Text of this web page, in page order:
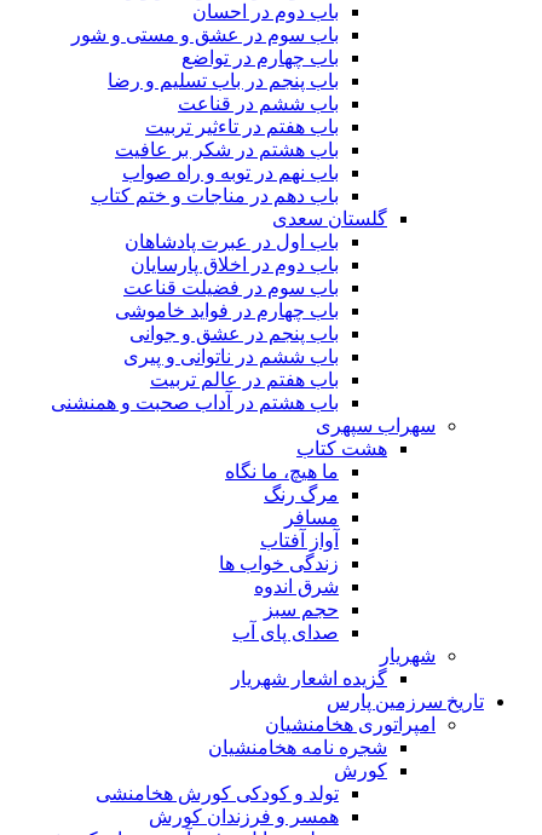
باب دوم در احسان
باب سوم در عشق و مستی و شور
باب چهارم در تواضع
باب پنجم در باب تسلیم و رضا
باب ششم در قناعت
باب هفتم در تاءثیر تربیت
باب هشتم در شکر بر عافیت
باب نهم در توبه و راه صواب
باب دهم در مناجات و ختم کتاب
گلستان سعدی
باب اول در عبرت پادشاهان
باب دوم در اخلاق پارسایان
باب سوم در فضیلت قناعت
باب چهارم در فواید خاموشى
باب پنجم در عشق و جوانى
باب ششم در ناتوانى و پیرى
باب هفتم در عالم تربیت
باب هشتم در آداب صحبت و همنشنى
سهراب سپهری
هشت کتاب
ما هیچ، ما نگاه
مرگ رنگ
مسافر
آواز آفتاب
زندگی خواب ها
شرق اندوه
حجم سبز
صدای پای آب
شهریار
گزیده اشعار شهریار
تاریخ سرزمین پارس
امپراتوری هخامنشیان
شجره نامه هخامنشیان
کورش
تولد و کودکی کورش هخامنشی
همسر و فرزندان کورش